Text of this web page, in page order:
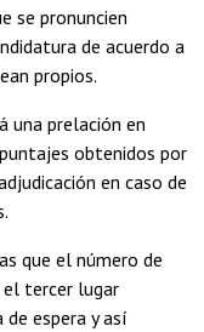
se pronuncien
de acuerdo a
propios.
una prelación en
obtenidos por
en caso de
que el número de
el tercer lugar
espera y así